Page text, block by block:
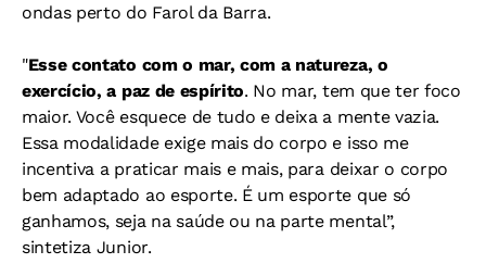
ondas perto do Farol da Barra.
"Esse contato com o mar, com a natureza, o
exercício, a paz de espírito. No mar, tem que ter foco
maior. Você esquece de tudo e deixa a mente vazia.
Essa modalidade exige mais do corpo e isso me
incentiva a praticar mais e mais, para deixar o corpo
bem adaptado ao esporte. É um esporte que só
ganhamos, seja na saúde ou na parte mental”,
sintetiza Junior.